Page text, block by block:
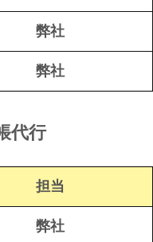
弊社
弊社
代行
担当
弊社